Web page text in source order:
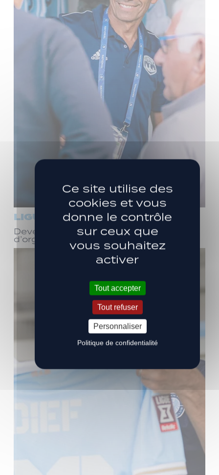
LIGUE 3
Devenez bénévole ! Réunion
d’organisation le samedi 8 août
Ce site utilise des
cookies et vous
donne le contrôle
sur ceux que
vous souhaitez
activer
Tout accepter
Tout refuser
Personnaliser
Politique de confidentialité